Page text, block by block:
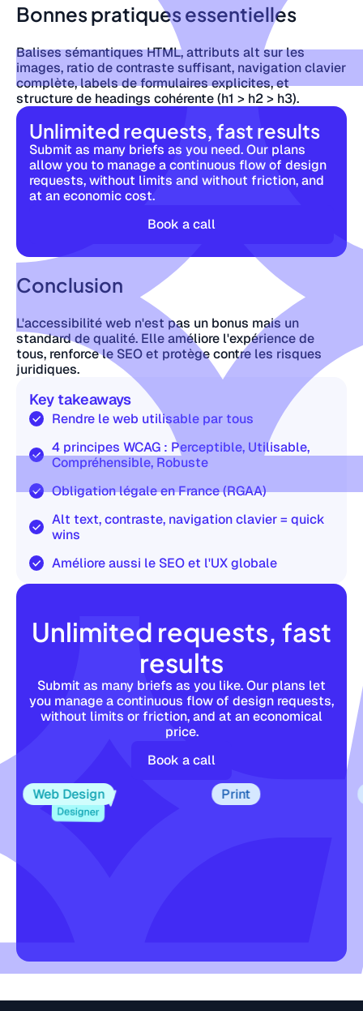
Bonnes pratiques essentielles
Balises sémantiques HTML, attributs alt sur les
images, ratio de contraste suffisant, navigation clavier
complète, labels de formulaires explicites, et
structure de headings cohérente (h1 > h2 > h3).
Unlimited requests, fast results
Submit as many briefs as you need. Our plans
allow you to manage a continuous flow of design
requests, without limits and without friction, and
at an economic cost.
Book a call
Conclusion
L'accessibilité web n'est pas un bonus mais un
standard de qualité. Elle améliore l'expérience de
tous, renforce le SEO et protège contre les risques
juridiques.
Key takeaways
Rendre le web utilisable par tous
4 principes WCAG : Perceptible, Utilisable,
Compréhensible, Robuste
Obligation légale en France (RGAA)
Alt text, contraste, navigation clavier = quick
wins
Améliore aussi le SEO et l'UX globale
Unlimited requests, fast
results
Submit as many briefs as you like. Our plans let
you manage a continuous flow of design requests,
without limits or friction, and at an economical
price.
Book a call
Web Design
Print